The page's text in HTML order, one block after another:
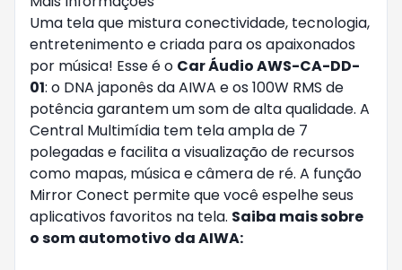
Uma tela que mistura conectividade, tecnologia,
entretenimento e criada para os apaixonados
por música! Esse é o Car Áudio AWS-CA-DD-
01: o DNA japonês da AIWA e os 100W RMS de
potência garantem um som de alta qualidade. A
Central Multimídia tem tela ampla de 7
polegadas e facilita a visualização de recursos
como mapas, música e câmera de ré. A função
Mirror Conect permite que você espelhe seus
aplicativos favoritos na tela. Saiba mais sobre
o som automotivo da AIWA: